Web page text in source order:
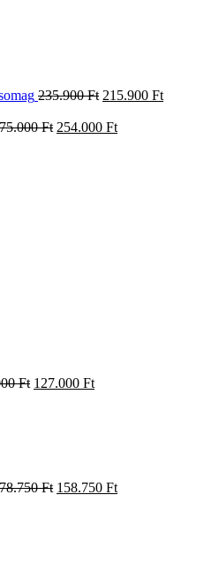
235.900Ft 215.900 Ft
Ft 254.000 Ft
Ft 127.000 Ft
Ft 158.750 Ft